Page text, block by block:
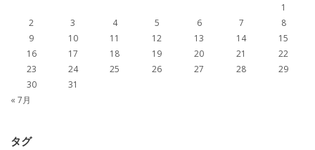
1
2
3 4 5 6 7
8
9
10 11 12 13 14
15
16
17 18 19 20 21
22
23
24 25 26 27 28
29
30
31
« 7月
タグ